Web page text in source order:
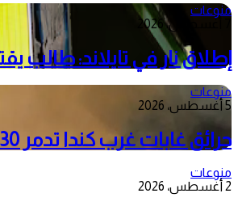
منوعات
إطلاق نار في تايلاند: طالب
منوعات
5 أغسطس، 2026
حرائق غابات غرب كندا تدمر 230 منزلا
منوعات
2 أغسطس، 2026